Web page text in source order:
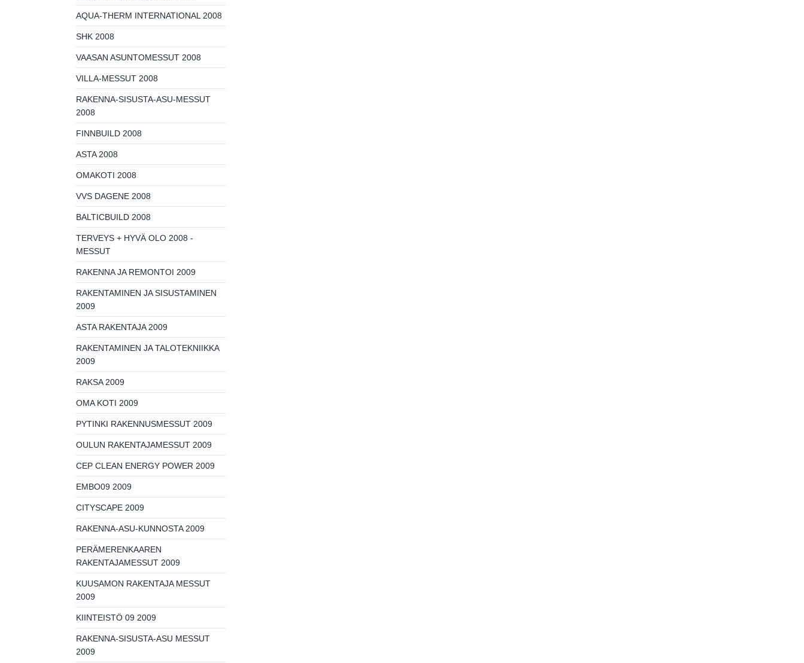
AQUA-THERM INTERNATIONAL 2008
SHK 2008
VAASAN ASUNTOMESSUT 2008
VILLA-MESSUT 2008
RAKENNA-SISUSTA-ASU-MESSUT
2008
FINNBUILD 2008
ASTA 2008
OMAKOTI 2008
VVS DAGENE 2008
BALTICBUILD 2008
TERVEYS + HYVÄ OLO 2008 -
MESSUT
RAKENNA JA REMONTOI 2009
RAKENTAMINEN JA SISUSTAMINEN
2009
ASTA RAKENTAJA 2009
RAKENTAMINEN JA TALOTEKNIIKKA
2009
RAKSA 2009
OMA KOTI 2009
PYTINKI RAKENNUSMESSUT 2009
OULUN RAKENTAJAMESSUT 2009
CEP CLEAN ENERGY POWER 2009
EMBO09 2009
CITYSCAPE 2009
RAKENNA-ASU-KUNNOSTA 2009
PERÄMERENKAAREN
RAKENTAJAMESSUT 2009
KUUSAMON RAKENTAJA MESSUT
2009
KIINTEISTÖ 09 2009
RAKENNA-SISUSTA-ASU MESSUT
2009